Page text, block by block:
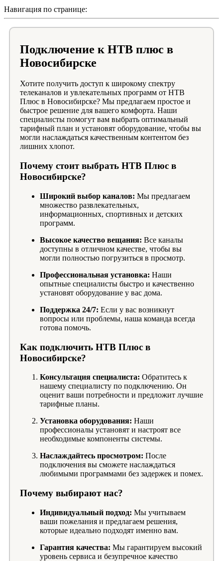
Навигация по странице:
Подключение к НТВ плюс в
Новосибирске
Хотите получить доступ к широкому спектру
телеканалов и увлекательных программ от НТВ
Плюс в Новосибирске? Мы предлагаем простое и
быстрое решение для вашего комфорта. Наши
специалисты помогут вам выбрать оптимальный
тарифный план и установят оборудование, чтобы вы
могли наслаждаться качественным контентом без
лишних хлопот.
Почему стоит выбрать НТВ Плюс в
Новосибирске?
Широкий выбор каналов: Мы предлагаем
множество развлекательных,
информационных, спортивных и детских
программ.
Высокое качество вещания: Все каналы
доступны в отличном качестве, чтобы вы
могли полностью погрузиться в просмотр.
Профессиональная установка: Наши
опытные специалисты быстро и качественно
установят оборудование у вас дома.
Поддержка 24/7: Если у вас возникнут
вопросы или проблемы, наша команда всегда
готова помочь.
Как подключить НТВ Плюс в
Новосибирске?
Консультация специалиста: Обратитесь к
нашему специалисту по подключению. Он
оценит ваши потребности и предложит лучшие
тарифные планы.
Установка оборудования: Наши
профессионалы установят и настроят все
необходимые компоненты системы.
Наслаждайтесь просмотром: После
подключения вы сможете наслаждаться
любимыми программами без задержек и помех.
Почему выбирают нас?
Индивидуальный подход: Мы учитываем
ваши пожелания и предлагаем решения,
которые идеально подходят именно вам.
Гарантия качества: Мы гарантируем высокий
уровень сервиса и безупречное качество